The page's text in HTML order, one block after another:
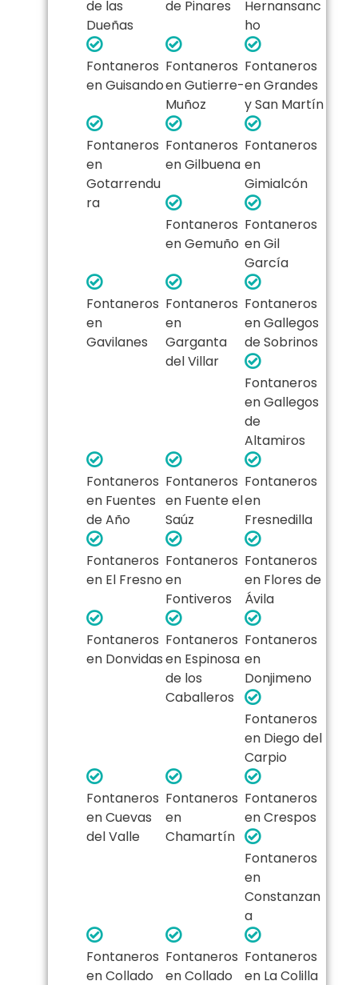
de las
Dueñas
de Pinares
Hernansanc
ho
Fontaneros
en Guisando
Fontaneros
en Gutierre-
Muñoz
Fontaneros
en Grandes
y San Martín
Fontaneros
en
Gotarrendu
ra
Fontaneros
en Gilbuena
Fontaneros
en
Gimialcón
Fontaneros
en Gemuño
Fontaneros
en Gil
García
Fontaneros
en
Gavilanes
Fontaneros
en
Garganta
del Villar
Fontaneros
en Gallegos
de Sobrinos
Fontaneros
en Gallegos
de
Altamiros
Fontaneros
en Fuentes
de Año
Fontaneros
en Fuente el
Saúz
Fontaneros
en
Fresnedilla
Fontaneros
en El Fresno
Fontaneros
en
Fontiveros
Fontaneros
en Flores de
Ávila
Fontaneros
en Donvidas
Fontaneros
en Espinosa
de los
Caballeros
Fontaneros
en
Donjimeno
Fontaneros
en Diego del
Carpio
Fontaneros
en Cuevas
del Valle
Fontaneros
en
Chamartín
Fontaneros
en Crespos
Fontaneros
en
Constanzan
a
Fontaneros
en Collado
Fontaneros
en Collado
Fontaneros
en La Colilla